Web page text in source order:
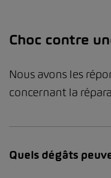
Choc contre
Nous avons les
concernant la
Quels dégâts